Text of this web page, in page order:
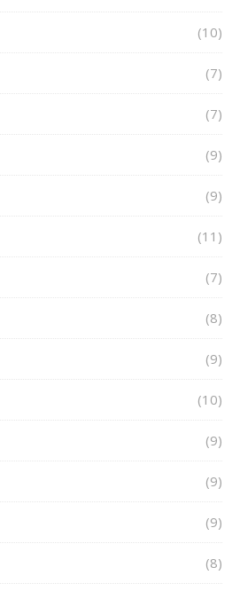
(10)
(7)
(7)
(9)
(9)
(11)
(7)
(8)
(9)
(10)
(9)
(9)
(9)
(8)